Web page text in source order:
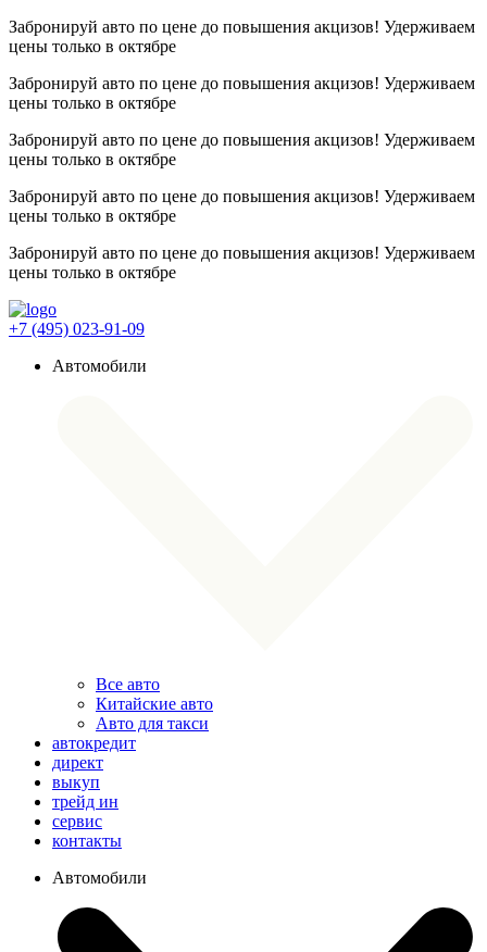
Забронируй авто по цене до повышения акцизов! Удерживаем
цены только в октябре
Забронируй авто по цене до повышения акцизов! Удерживаем
цены только в октябре
Забронируй авто по цене до повышения акцизов! Удерживаем
цены только в октябре
Забронируй авто по цене до повышения акцизов! Удерживаем
цены только в октябре
Забронируй авто по цене до повышения акцизов! Удерживаем
цены только в октябре
+7 (495) 023-91-09
Автомобили
Все авто
Китайские авто
Авто для такси
автокредит
директ
выкуп
трейд ин
сервис
контакты
Автомобили